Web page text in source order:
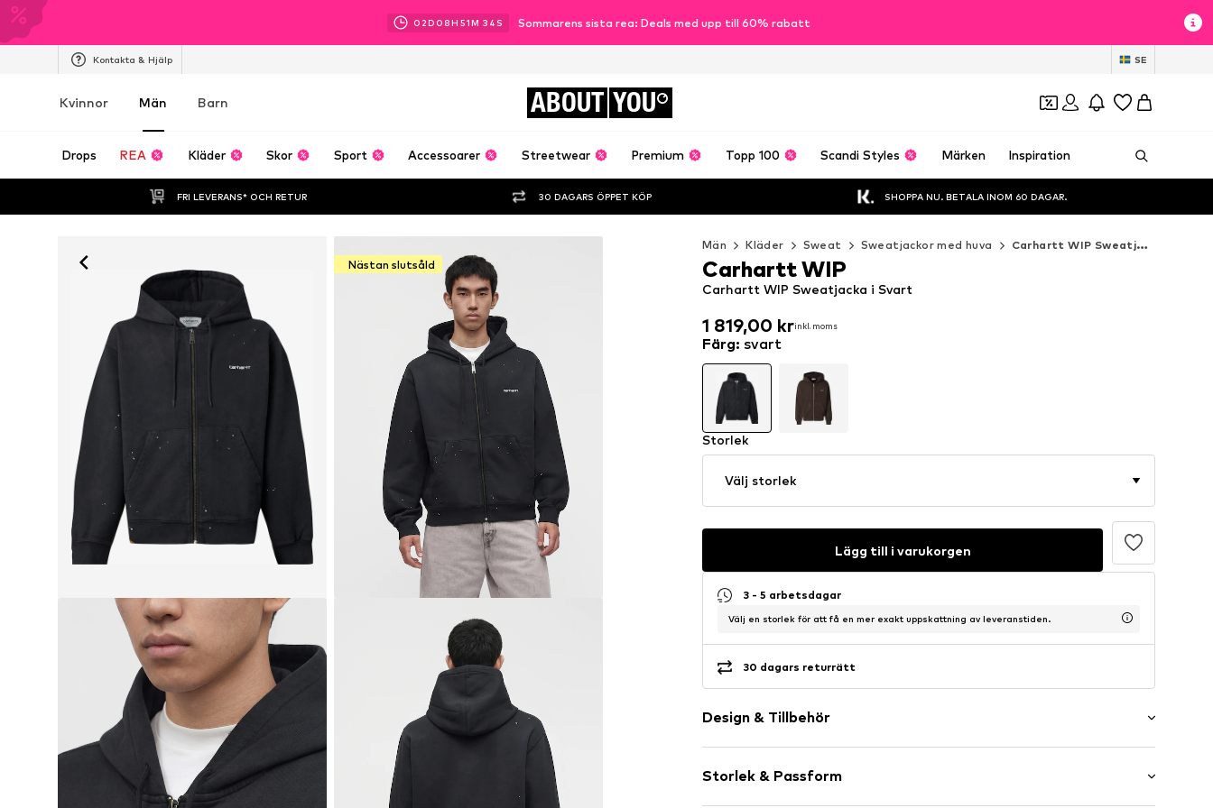
02D 08H 51M 32 S Sommarens sista rea: Deals med upp till 60% rabatt
Kontakta & Hjälp SE
Kvinnor Män Barn ABOUT YOU
Drops REA Kläder Skor Sport Accessoarer Streetwear Premium Topp 100 Scandi Styles Märken Inspiration
FRI LEVERANS* OCH RETUR 30 DAGARS ÖPPET KÖP SHOPPA NU. BETALA INOM 60 DAGAR.
Nästan slutsåld
Män Kläder Sweat Sweatjackor med huva Carhartt WIP Sweatjackor med huva
1 819,00 krinkl. moms
1 819,00 kr
Carhartt WIP Sweatjacka i Svart
Carhartt WIP
Färg: svart
Storlek
Välj storlek
Lägg till i varukorgen
3 - 5 arbetsdagar
Välj en storlek för att få en mer exakt uppskattning av leveranstiden.
30 dagars returrätt
Design & Tillbehör
Med huva
Huva med resår
Storlek & Passform